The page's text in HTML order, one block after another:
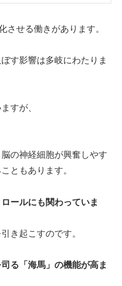
せる働きがあります。
す影響は多岐にわたりま
すが、
の神経細胞が興奮しやす
ともあります。
ールにも関わっていま
き起こすのです。
る「海馬」の機能が高ま